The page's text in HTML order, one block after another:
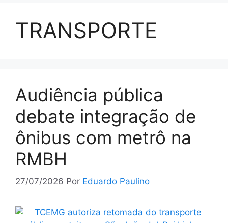
TRANSPORTE
Audiência pública
debate integração de
ônibus com metrô na
RMBH
27/07/2026 Por Eduardo Paulino